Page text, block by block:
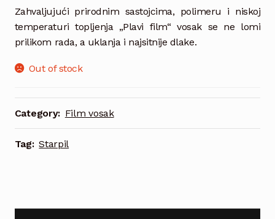
Zahvaljujući prirodnim sastojcima, polimeru i niskoj
temperaturi topljenja „Plavi film“ vosak se ne lomi
prilikom rada, a uklanja i najsitnije dlake.
Out of stock
Category: Film vosak
Tag: Starpil